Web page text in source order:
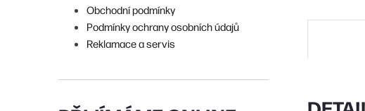
Obchodní podmínky
Podmínky ochrany osobních údajů
Reklamace a servis